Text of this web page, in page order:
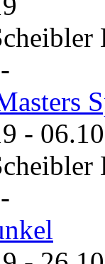
-